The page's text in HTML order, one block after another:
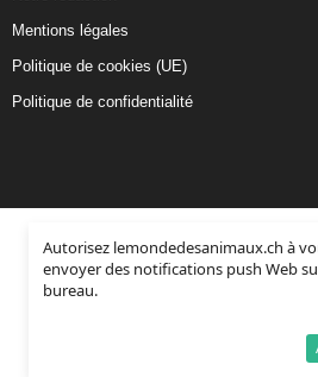
Autorisez lemondedesanimaux.ch à
envoyer des notifications push Web
bureau.
Mentions légales
Politique de cookies (UE)
Politique de confidentialité